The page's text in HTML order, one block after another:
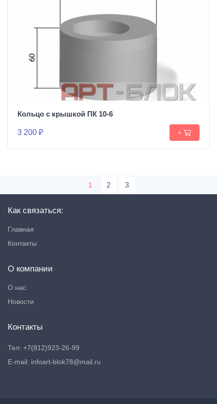
Кольцо с крышкой ПК 10-6
3 200 ₽ +
1 2 3
Как связаться:
Главная
Контакты
О компании
О нас
Новости
Контакты
Тел: +7(812)923-26-99
E-mail: infoart-blok78@mail.ru